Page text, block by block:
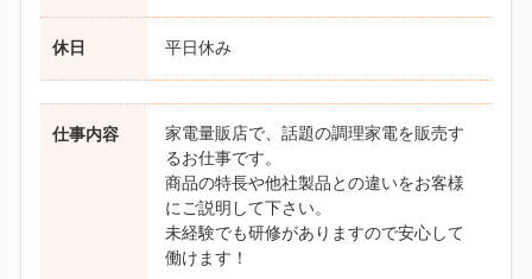
休日 平日休み
仕事内容
家電量販店で、話題の調理家電を販売す
るお仕事です。
商品の特長や他社製品との違いをお客様
にご説明して下さい。
未経験でも研修がありますので安心して
働けます！